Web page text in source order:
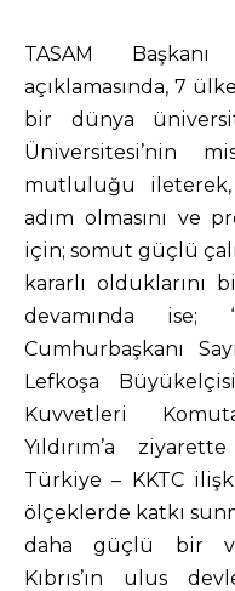
TASAM
açıklamasında, 7
bir dünya
Üniversitesi’nin
mutluluğu
adım olmasını ve
için; somut güçlü
kararlı olduklarını
devamında ise;
Cumhurbaşkanı
Lefkoşa
Kuvvetleri
Yıldırım’a
Türkiye – KKTC
ölçeklerde katkı
daha güçlü bir
Kıbrıs’ın ulus